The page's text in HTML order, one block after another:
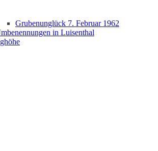
Grubenunglück 7. Februar 1962
in Luisenthal